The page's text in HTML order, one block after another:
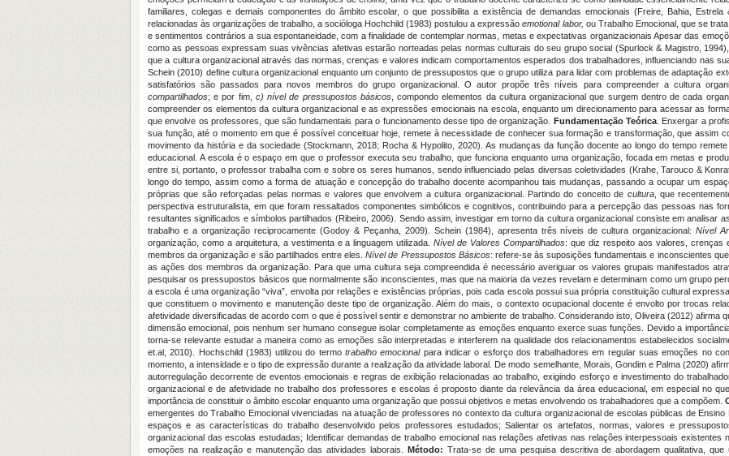
familiares, colegas e demais componentes do âmbito escolar, o que possibilita a existência de demandas emocionais (Freire, Bahia,
relacionadas às organizações de trabalho, a socióloga Hochchild (1983) postulou a expressãoemotional labor, ou Trabalho Emocional, que se
e sentimentos contrários a sua espontaneidade, com a finalidade de contemplar normas, metas e expectativas organizacionais Apesar das
como as pessoas expressam suas vivências afetivas estarão norteadas pelas normas culturais do seu grupo social (Spurlock & Magistro,
que a cultura organizacional através das normas, crenças e valores indicam comportamentos esperados dos trabalhadores, influenciando nas
Schein (2010) define cultura organizacional enquanto um conjunto de pressupostos que o grupo utiliza para lidar com problemas de adaptação
satisfatórios são passados para novos membros do grupo organizacional. O autor propõe três níveis para compreender a cultura
compartilhados; e por fim, c) nível de pressupostos básicos, compondo elementos da cultura organizacional que surgem dentro de cada
compreender os elementos da cultura organizacional e as expressões emocionais na escola, enquanto um direcionamento para acessar as
que envolve os professores, que são fundamentais para o funcionamento desse tipo de organização. Fundamentação Teórica . Enxergar a
sua função, até o momento em que é possível conceituar hoje, remete à necessidade de conhecer sua formação e transformação, que assim
movimento da história e da sociedade (Stockmann, 2018; Rocha & Hypolito, 2020). As mudanças da função docente ao longo do tempo
educacional. A escola é o espaço em que o professor executa seu trabalho, que funciona enquanto uma organização, focada em metas e
entre si, portanto, o professor trabalha com e sobre os seres humanos, sendo influenciado pelas diversas coletividades (Krahe, Tarouco &
longo do tempo, assim como a forma de atuação e concepção do trabalho docente acompanhou tais mudanças, passando a ocupar um
próprias que são reforçadas pelas normas e valores que envolvem a cultura organizacional. Partindo do conceito de cultura, que
perspectiva estruturalista, em que foram ressaltados componentes simbólicos e cognitivos, contribuindo para a percepção das pessoas nas
resultantes significados e símbolos partilhados (Ribeiro, 2006). Sendo assim, investigar em torno da cultura organizacional consiste em analisar
trabalho e a organização reciprocamente (Godoy & Peçanha, 2009). Schein (1984), apresenta três níveis de cultura organizacional:Nível
organização, como a arquitetura, a vestimenta e a linguagem utilizada.Nível de Valores Compartilhados: que diz respeito aos valores, crenças
membros da organização e são partilhados entre eles.Nível de Pressupostos Básicos: refere-se às suposições fundamentais e inconscientes
as ações dos membros da organização. Para que uma cultura seja compreendida é necessário averiguar os valores grupais manifestados
pesquisar os pressupostos básicos que normalmente são inconscientes, mas que na maioria da vezes revelam e determinam como um grupo
a escola é uma organização “viva”, envolta por relações e existências próprias, pois cada escola possui sua própria constituição cultural
que constituem o movimento e manutenção deste tipo de organização. Além do mais, o contexto ocupacional docente é envolto por trocas
afetividade diversificadas de acordo com o que é possível sentir e demonstrar no ambiente de trabalho. Considerando isto, Oliveira (2012) afirma
dimensão emocional, pois nenhum ser humano consegue isolar completamente as emoções enquanto exerce suas funções. Devido a
torna-se relevante estudar a maneira como as emoções são interpretadas e interferem na qualidade dos relacionamentos estabelecidos
et.al, 2010). Hochschild (1983) utilizou do termotrabalho emocionalpara indicar o esforço dos trabalhadores em regular suas emoções no
momento, a intensidade e o tipo de expressão durante a realização da atividade laboral. De modo semelhante, Morais, Gondim e Palma (2020)
autorregulação decorrente de eventos emocionais e regras de exibição relacionadas ao trabalho, exigindo esforço e investimento do
organizacional e de afetividade no trabalho dos professores e escolas é proposto diante da relevância da área educacional, em especial no
importância de constituir o âmbito escolar enquanto uma organização que possui objetivos e metas envolvendo os trabalhadores que a compõem.
emergentes do Trabalho Emocional vivenciadas na atuação de professores no contexto da cultura organizacional de escolas públicas de Ensino
espaços e as características do trabalho desenvolvido pelos professores estudados; Salientar os artefatos, normas, valores e
organizacional das escolas estudadas; Identificar demandas de trabalho emocional nas relações afetivas nas relações interpessoais existentes
emoções na realização e manutenção das atividades laborais.Método: Trata-se de uma pesquisa descritiva de abordagem qualitativa,